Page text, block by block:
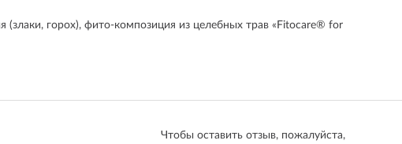
горох), фито-композиция из целебных трав «Fitocare® for
Чтобы оставить отзыв, пожалуйста,